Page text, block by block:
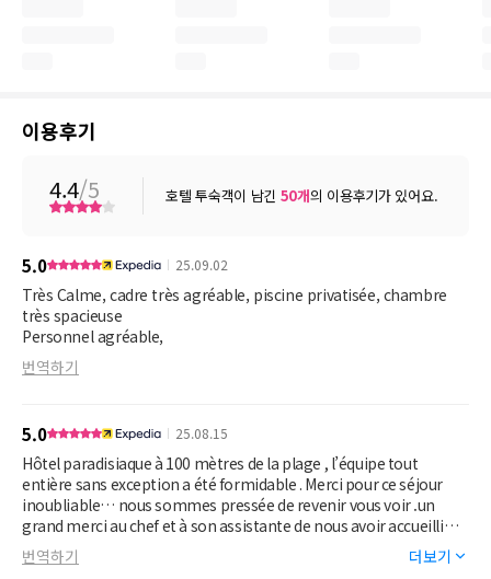
이용후기
4.4/5 호텔 투숙객이 남긴 50개의 이용후기가 있어요.
5.0 25.09.02
Très Calme, cadre très agréable, piscine privatisée, chambre
très spacieuse
Personnel agréable,
번역하기
5.0 25.08.15
Hôtel paradisiaque à 100 mètres de la plage , l’équipe tout
entière sans exception a été formidable . Merci pour ce séjour
inoubliable… nous sommes pressée de revenir vous voir .un
grand merci au chef et à son assistante de nous avoir accueilli
tout les matins au petit déjeuner avec un sourire et la bonne
humeur. À bientôt
번역하기 더보기